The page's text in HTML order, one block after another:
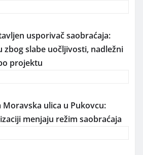
usporivač saobraćaja:
zbog slabe uočljivosti, nadležni
projektu
ulica u Pukovcu:
menjaju režim saobraćaja